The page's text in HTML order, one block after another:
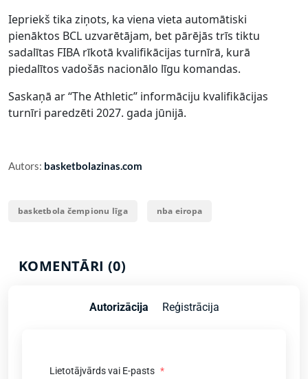
Iepriekš tika ziņots, ka viena vieta automātiski
pienāktos BCL uzvarētājam, bet pārējās trīs tiktu
sadalītas FIBA rīkotā kvalifikācijas turnīrā, kurā
piedalītos vadošās nacionālo līgu komandas.
Saskaņā ar “The Athletic” informāciju kvalifikācijas
turnīri paredzēti 2027. gada jūnijā.
Autors: basketbolazinas.com
basketbola čempionu līga nba eiropa
KOMENTĀRI (0)
Autorizācija Reģistrācija
Lietotājvārds vai E-pasts *